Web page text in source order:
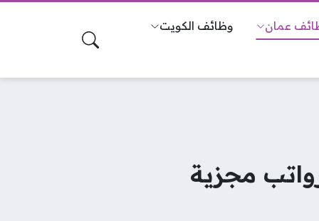
عمان وظائف الكويت
مجزية